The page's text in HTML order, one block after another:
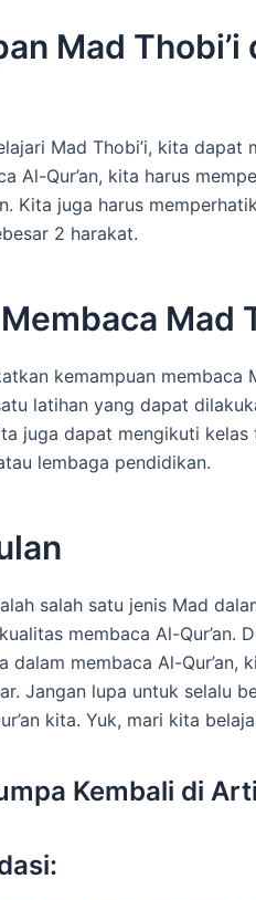
Mad
Mad Thobi’i, kita dapat
Al-Qur’an, kita harus
Kita juga harus
2 harakat.
Mad
kemampuan membaca
latihan yang dapat
juga dapat mengikuti
lembaga pendidikan.
salah satu jenis Mad
membaca Al-Qur’an.
dalam membaca Al-Qur’an,
Jangan lupa untuk selalu
kita. Yuk, mari kita
Kembali di